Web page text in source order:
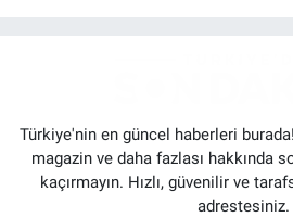
Türkiye'nin en güncel haberleri
magazin ve daha fazlası hakkında
kaçırmayın. Hızlı, güvenilir ve
adrestesiniz.